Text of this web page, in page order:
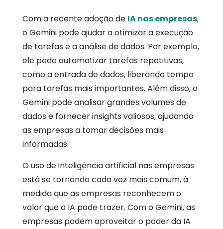
Com a recente adoção de IA nas empresas,
o Gemini pode ajudar a otimizar a execução
de tarefas e a análise de dados. Por exemplo,
ele pode automatizar tarefas repetitivas,
como a entrada de dados, liberando tempo
para tarefas mais importantes. Além disso, o
Gemini pode analisar grandes volumes de
dados e fornecer insights valiosos, ajudando
as empresas a tomar decisões mais
informadas.
O uso de inteligência artificial nas empresas
está se tornando cada vez mais comum, à
medida que as empresas reconhecem o
valor que a IA pode trazer. Com o Gemini, as
empresas podem aproveitar o poder da IA